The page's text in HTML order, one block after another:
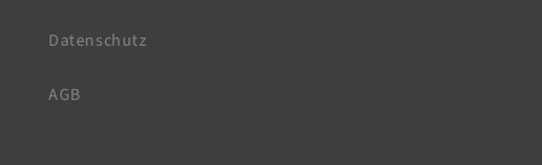
Datenschutz
AGB